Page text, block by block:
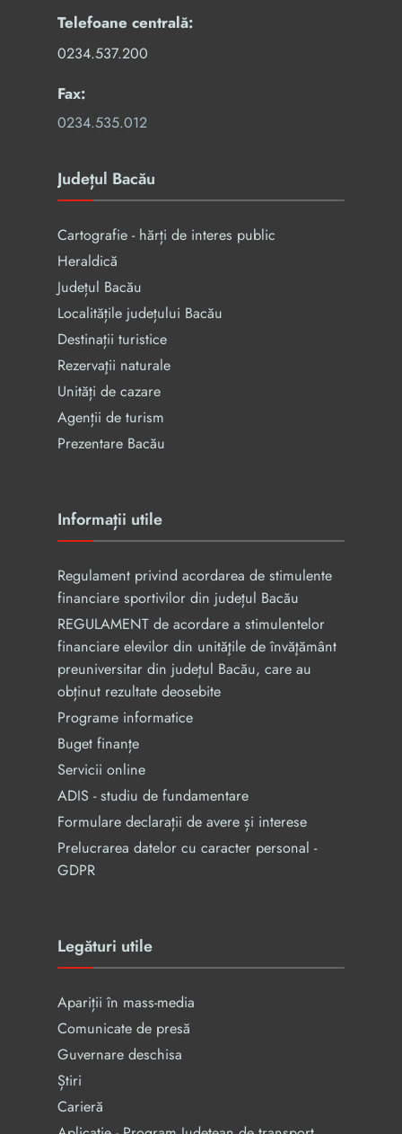
Telefoane centrală:
0234.537.200
Fax:
0234.535.012
Județul Bacău
Cartografie - hărți de interes public
Heraldică
Județul Bacău
Localitățile județului Bacău
Destinații turistice
Rezervaţii naturale
Unități de cazare
Agenții de turism
Prezentare Bacău
Informații utile
Regulament privind acordarea de stimulente
financiare sportivilor din județul Bacău
REGULAMENT de acordare a stimulentelor
financiare elevilor din unităţile de învăţământ
preuniversitar din judeţul Bacău, care au
obținut rezultate deosebite
Programe informatice
Buget finanțe
Servicii online
ADIS - studiu de fundamentare
Formulare declarații de avere și interese
Prelucrarea datelor cu caracter personal -
GDPR
Legături utile
Apariții în mass-media
Comunicate de presă
Guvernare deschisa
Știri
Carieră